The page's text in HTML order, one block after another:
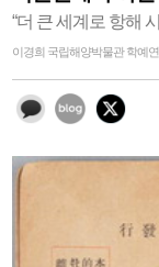
“더 큰 세계로 항해
이경희 국립해양박물관 학예연